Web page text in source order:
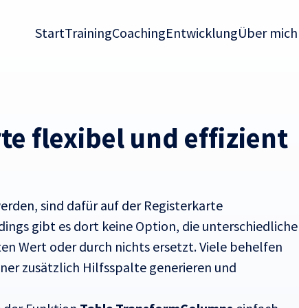
StartTrainingCoachingEntwicklungÜber mich
flexibel und effizient
sind dafür auf der Registerkarte
gibt es dort keine Option, die unterschiedliche
Wert oder durch nichts ersetzt. Viele behelfen
zusätzlich Hilfsspalte generieren und